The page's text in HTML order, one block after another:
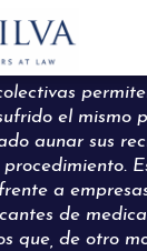
el mismo
aunar sus
a
de
que, de otro